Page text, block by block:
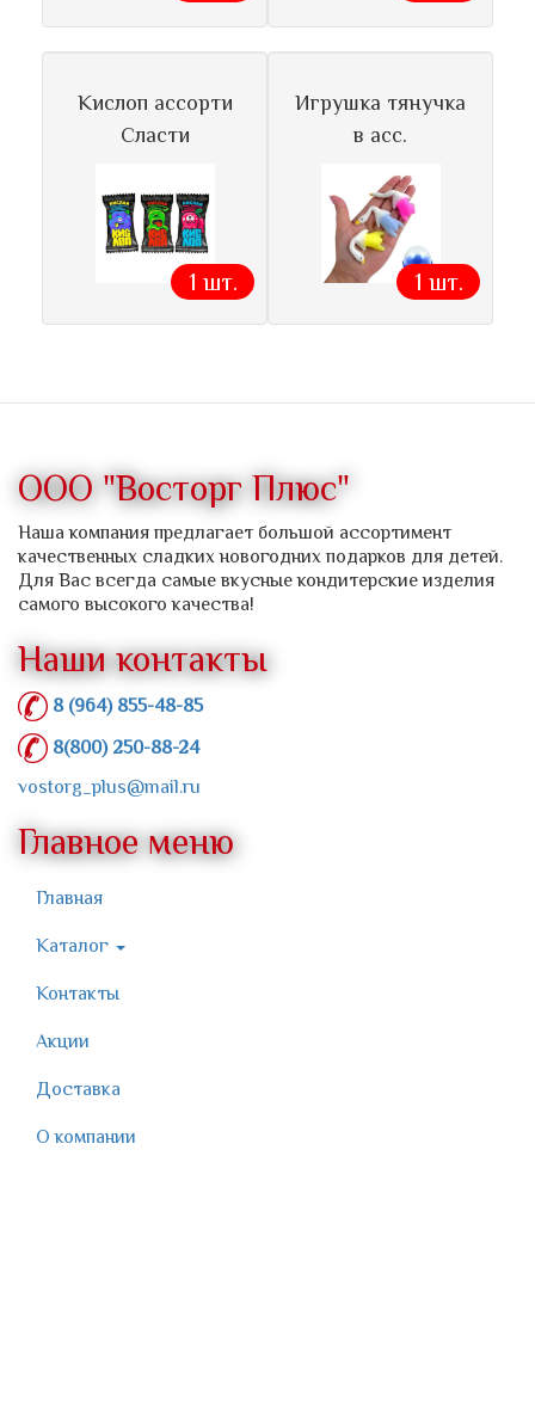
Кислоп ассорти
Сласти
1 шт.
Игрушка тянучка
в асс.
1 шт.
ООО "Восторг Плюс"
Наша компания предлагает большой ассортимент
качественных сладких новогодних подарков для детей.
Для Вас всегда самые вкусные кондитерские изделия
самого высокого качества!
Наши контакты
8 (964) 855-48-85
8(800) 250-88-24
vostorg_plus@mail.ru
Главное меню
Главная
Каталог
Контакты
Акции
Доставка
О компании